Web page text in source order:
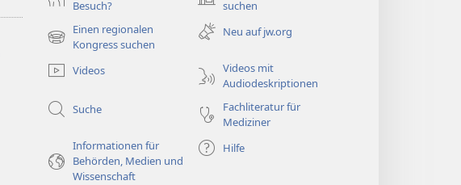
Besuch?
suchen
(öffnet
neues
Fenster)
Einen regionalen
Kongress suchen
(öffnet
Fenster)
Neu auf jw.org
Videos
Videos mit
Audiodeskriptionen
Suche
Fachliteratur für
Mediziner
Informationen für
Behörden, Medien und
Wissenschaft
Hilfe